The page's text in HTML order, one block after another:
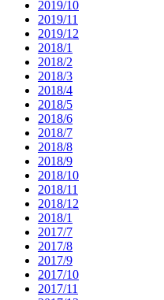
2019/10
2019/11
2019/12
2018/1
2018/2
2018/3
2018/4
2018/5
2018/6
2018/7
2018/8
2018/9
2018/10
2018/11
2018/12
2018/1
2017/7
2017/8
2017/9
2017/10
2017/11